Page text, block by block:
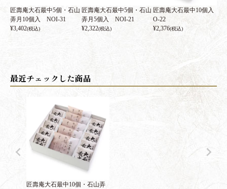
匠壽庵大石最中5個・石山
弄月10個入 NOI-31
¥3,402(税込)
匠壽庵大石最中5個・石山
弄月5個入 NOI-21
¥2,322(税込)
匠壽庵大石最中10個入 N
O-22
¥2,376(税込)
匠壽庵大石最中10個・石山弄